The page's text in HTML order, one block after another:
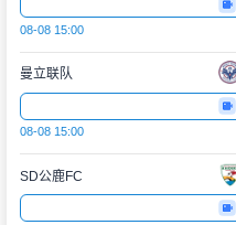
08-08 15:00
曼立联队
08-08 15:00
SD公鹿FC